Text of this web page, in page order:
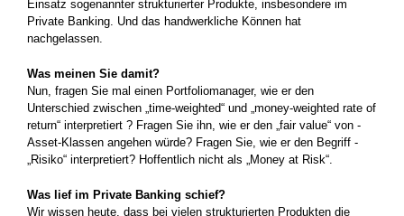
Einsatz sogenannter strukturierter Produkte, insbesondere im
Private Banking. Und das handwerkliche Können hat
nachgelassen.
Was meinen Sie damit?
Nun, fragen Sie mal einen Portfoliomanager, wie er den
Unterschied zwischen „time-weighted“ und „money-weighted rate of
­return“ interpretiert ? Fragen Sie ihn, wie er den „fair value“ von ­
Asset-Klassen angehen würde? Fragen Sie, wie er den Begriff ­
„Risiko“ interpretiert? Hoffentlich nicht als „Money at Risk“.
Was lief im Private Banking schief?
Wir wissen heute, dass bei vielen strukturierten Produkten die